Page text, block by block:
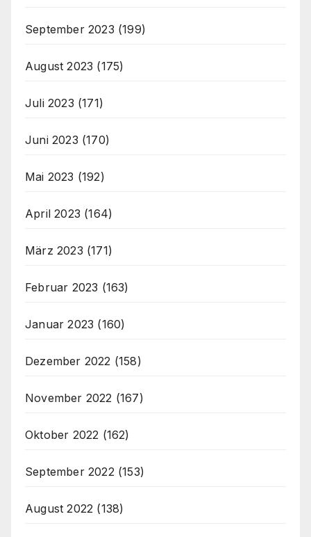
September 2023 (199)
August 2023 (175)
Juli 2023 (171)
Juni 2023 (170)
Mai 2023 (192)
April 2023 (164)
März 2023 (171)
Februar 2023 (163)
Januar 2023 (160)
Dezember 2022 (158)
November 2022 (167)
Oktober 2022 (162)
September 2022 (153)
August 2022 (138)